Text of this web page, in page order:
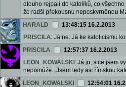
dlouho rejpali do katolíků, co
že radši překousnu neposkvrněnou
HARALD
13:48:15 16.2.2013
PRISCILA: Já ne. Já ke katolicismu
PRISCILA
12:57:37 16.2.2013
LEON_KOWALSKI : Já jo, sice jsem
nepomůže...Jsem tedy asi římskou
LEON_KOWALSKI
12:54:01